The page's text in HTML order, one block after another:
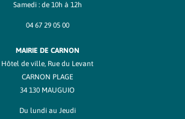
Samedi : de 10h à 12h
04 67 29 05 00
MAIRIE DE CARNON
Hôtel de ville, Rue du Levant
CARNON PLAGE
34 130 MAUGUIO
Du lundi au Jeudi